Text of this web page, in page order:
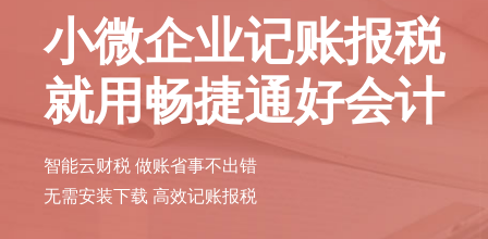
小微企业记账报税
就用畅捷通好会计
智能云财税 做账省事不出错
无需安装下载 高效记账报税